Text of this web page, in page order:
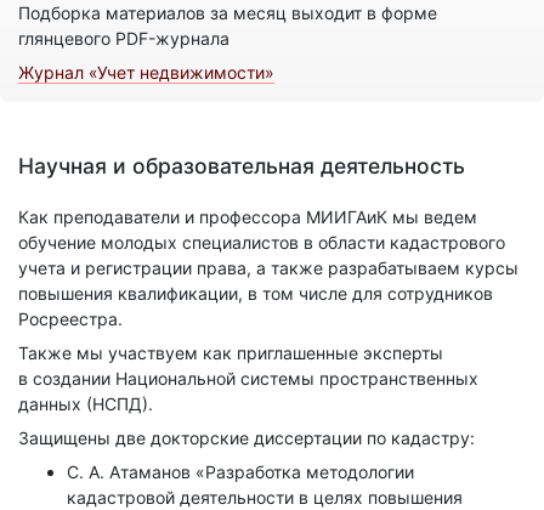
Подборка материалов за месяц выходит в форме
глянцевого PDF-журнала
Журнал «Учет недвижимости»
Научная и образовательная деятельность
Как преподаватели и профессора МИИГАиК мы ведем
обучение молодых специалистов в области кадастрового
учета и регистрации права, а также разрабатываем курсы
повышения квалификации, в том числе для сотрудников
Росреестра.
Также мы участвуем как приглашенные эксперты
в создании Национальной системы пространственных
данных (НСПД).
Защищены две докторские диссертации по кадастру:
С. А. Атаманов «Разработка методологии
кадастровой деятельности в целях повышения